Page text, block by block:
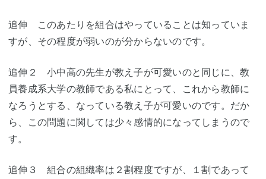
追伸 このあたりを組合はやっていることは知っていま
すが、その程度が弱いのが分からないのです。
追伸２ 小中高の先生が教え子が可愛いのと同じに、教
員養成系大学の教師である私にとって、これから教師に
なろうとする、なっている教え子が可愛いのです。だか
ら、この問題に関しては少々感情的になってしまうので
す。
追伸３ 組合の組織率は２割程度ですが、１割であって